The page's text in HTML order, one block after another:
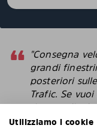
"Consegna
grandi
posteriori
Trafic. Se
rimontarli,
con
Utilizziamo i cookie